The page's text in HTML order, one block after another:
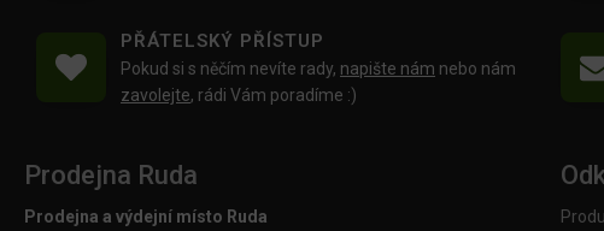
PŘÁTELSKÝ PŘÍSTUP
Pokud si s něčím nevíte rady, napište nám nebo nám
zavolejte, rádi Vám poradíme :)
Prodejna Ruda
Prodejna a výdejní místo Ruda